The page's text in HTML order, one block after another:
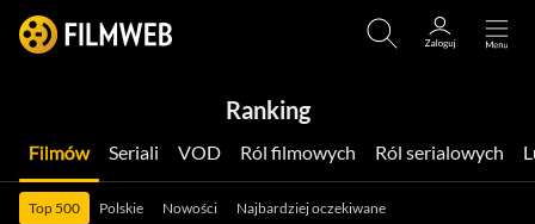
Ranking
Filmów Seriali VOD Ról filmowych Ról serialowych
Top 500 Polskie Nowości Najbardziej oczekiwane